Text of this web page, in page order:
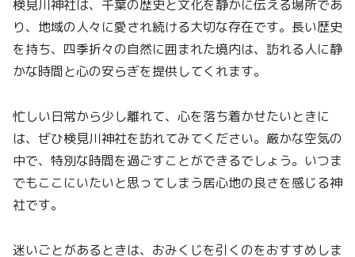
検見川神社は、千葉の歴史と文化を静かに伝える場所であ
り、地域の人々に愛され続ける大切な存在です。長い歴史
を持ち、四季折々の自然に囲まれた境内は、訪れる人に静
かな時間と心の安らぎを提供してくれます。
忙しい日常から少し離れて、心を落ち着かせたいときに
は、ぜひ検見川神社を訪れてみてください。厳かな空気の
中で、特別な時間を過ごすことができるでしょう。いつま
でもここにいたいと思ってしまう居心地の良さを感じる神
社です。
迷いごとがあるときは、おみくじを引くのをおすすめしま